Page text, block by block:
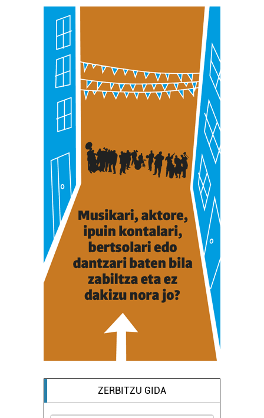
ZERBITZU GIDA